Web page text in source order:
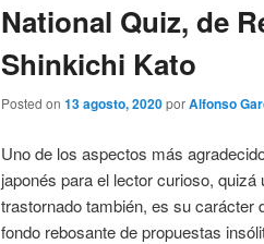
National Quiz, de
Shinkichi Kato
Posted on 13 agosto, 2020porAlfonso
Uno de los aspectos más
japonés para el lector curioso, quizá
trastornado también, es su carácter
fondo rebosante de propuestas